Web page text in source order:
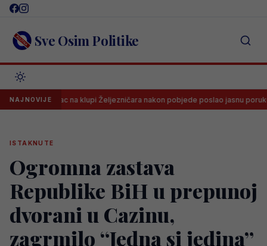
Skip
content Sve Osim Politike
NAJNOVIJE
Španac na klupi Željezničara nakon pobjede poslao jasnu poruku svima
ISTAKNUTE
Ogromna zastava
Republike BiH u prepunoj
dvorani u Cazinu,
zagrmilo “Jedna si jedina”